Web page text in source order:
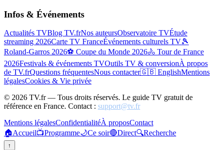
Infos & Événements
Actualités TVBlog TV.frNos auteursObservatoire TVÉtude
streaming 2026Carte TV FranceÉvénements culturels TV🎾
Roland-Garros 2026⚽ Coupe du Monde 2026🚴 Tour de France
2026Festivals & événements TVOutils TV & conversionÀ propos
de TV.frQuestions fréquentesNous contacter🇬🇧 EnglishMentions
légalesCookies & Vie privée
© 2026 TV.fr — Tous droits réservés. Le guide TV gratuit de
référence en France. Contact : support@tv.fr
Mentions légalesConfidentialitéÀ proposContact
🏠Accueil📺Programme🌙Ce soir🔴Direct🔍Recherche
↑